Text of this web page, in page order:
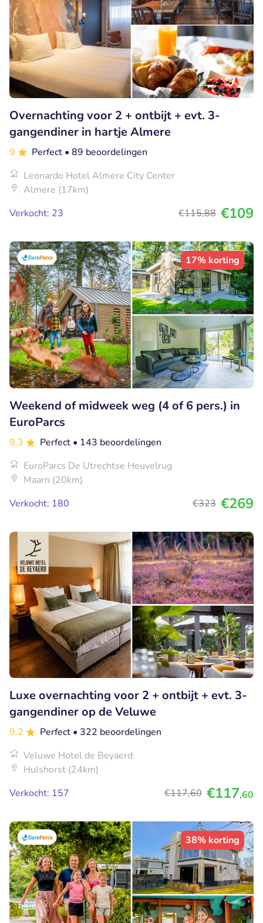
Overnachting voor 2 + ontbijt + evt. 3-
gangendiner in hartje Almere
9 Perfect • 89 beoordelingen
Leonardo Hotel Almere City Center
Almere (17km)
Verkocht: 23
€115,88 €109
17% korting
Weekend of midweek weg (4 of 6 pers.) in
EuroParcs
9.3 Perfect • 143 beoordelingen
EuroParcs De Utrechtse Heuvelrug
Maarn (20km)
Verkocht: 180
€323 €269
Luxe overnachting voor 2 + ontbijt + evt. 3-
gangendiner op de Veluwe
9.2 Perfect • 322 beoordelingen
Veluwe Hotel de Beyaerd
Hulshorst (24km)
Verkocht: 157
€117,60 €117,60
38% korting